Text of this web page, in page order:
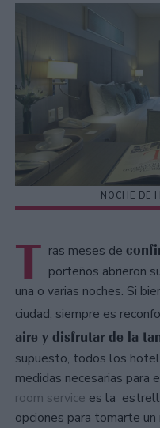
NOCHE DE
T ras meses de
porteños abrieron
una o varias noches. Si
ciudad, siempre es
aire y disfrutar de la
supuesto, todos los
medidas necesarias para
room service es la
opciones para tomarte